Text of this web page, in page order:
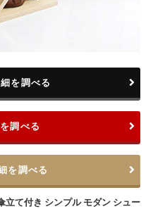
立て付き シンプル モダン シュー
を調べる
調べる
を調べる